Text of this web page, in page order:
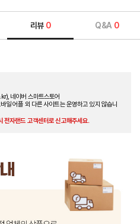
리뷰 0 Q&A 0
네이버 스마트스토어
일 어플 외 다른 사이트는 운영하고 있지 않습니
전자랜드 고객센터로 신고해주세요.